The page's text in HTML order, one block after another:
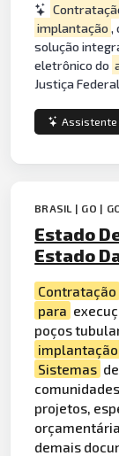
implantação ,
solução
eletrônico do
Justiça
Assistente
BRASIL | GO |
Estado
Estado
Contratação
para
poços
implantação
Sistemas de
projetos,
demais